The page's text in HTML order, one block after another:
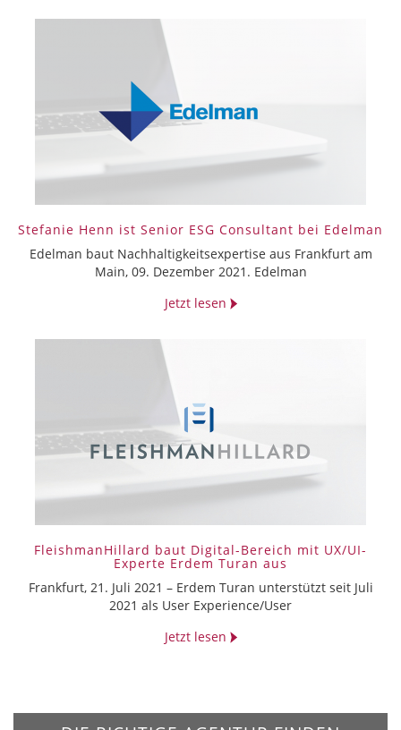
Stefanie Henn ist Senior ESG Consultant bei Edelman
Edelman baut Nachhaltigkeitsexpertise aus Frankfurt am
Main, 09. Dezember 2021. Edelman
Jetzt lesen
FleishmanHillard baut Digital-Bereich mit UX/UI-
Experte Erdem Turan aus
Frankfurt, 21. Juli 2021 – Erdem Turan unterstützt seit Juli
2021 als User Experience/User
Jetzt lesen